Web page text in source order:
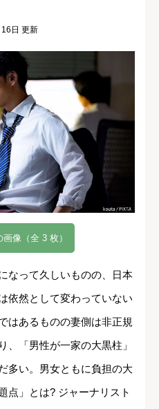
日 更新
像（全 3 枚）
なって久しいものの、日本
依然として変わっていない
はあるものの妻側は非正規
、「男性が一家の大黒柱」
多い。男女ともに負担の大
点」とは? ジャーナリスト